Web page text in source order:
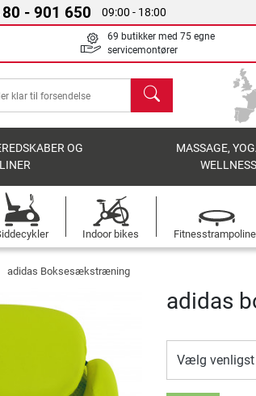
80 - 901 650 09:00 - 18:00
69 butikker med 75 egne
servicemontører
søg
OG
MASSAGE,
Indoor bikes
adidas Boksesækstræning
adidas
Vælg venligst